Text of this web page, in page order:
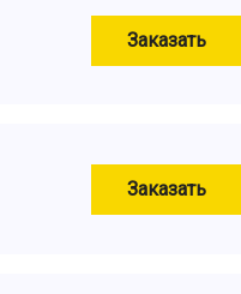
Заказать
Заказать